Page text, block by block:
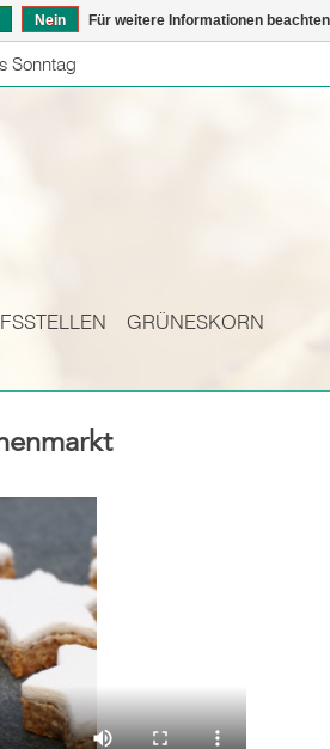
Sonntag
GRÜNESKORN
Nein Für weitere Informationen